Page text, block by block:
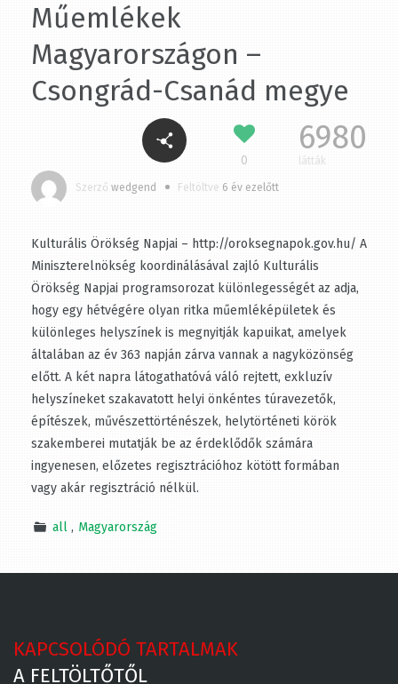
Műemlékek
Magyarországon –
Csongrád-Csanád megye
6980
látták
Szerző wedgend Feltöltve 6 év ezelőtt
Kulturális Örökség Napjai –
http://oroksegnapok.gov.hu/ A Miniszterelnökség
koordinálásával zajló Kulturális Örökség Napjai
programsorozat különlegességét az adja, hogy egy
hétvégére olyan ritka műemléképületek és különleges
helyszínek is megnyitják kapuikat, amelyek általában az
év 363 napján zárva vannak a nagyközönség előtt. A két
napra látogathatóvá váló rejtett, exkluzív helyszíneket
szakavatott helyi önkéntes túravezetők, építészek,
művészettörténészek, helytörténeti körök szakemberei
mutatják be az érdeklődők számára ingyenesen,
előzetes regisztrációhoz kötött formában vagy akár
KAPCSOLÓDÓ TARTALMAK